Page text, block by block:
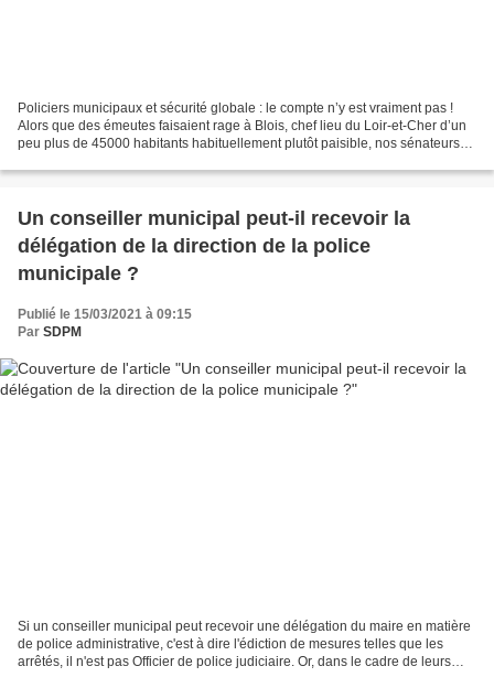
Policiers municipaux et sécurité globale : le compte n’y est vraiment pas !
Alors que des émeutes faisaient rage à Blois, chef lieu du Loir-et-Cher d’un
peu plus de 45000 habitants habituellement plutôt paisible, nos sénateurs
Un conseiller municipal peut-il recevoir la
délégation de la direction de la police
municipale ?
Publié le 15/03/2021 à 09:15
Par SDPM
Si un conseiller municipal peut recevoir une délégation du maire en matière
de police administrative, c'est à dire l'édiction de mesures telles que les
arrêtés, il n'est pas Officier de police judiciaire. Or, dans le cadre de leurs